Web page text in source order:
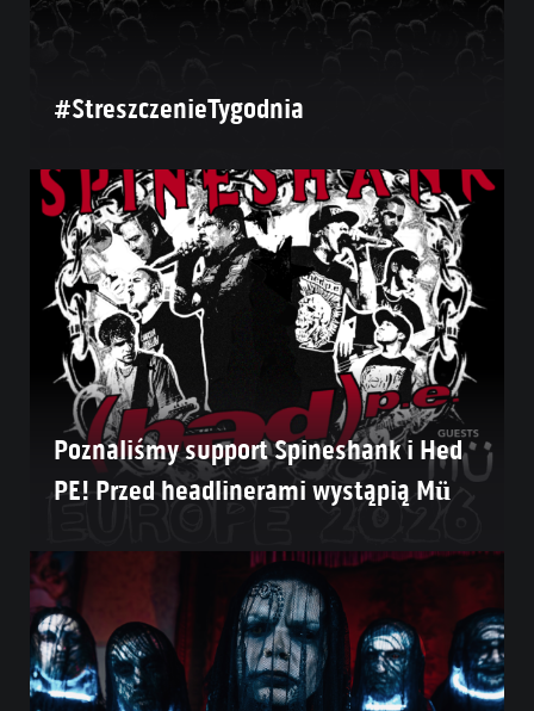
#StreszczenieTygodnia
Poznaliśmy support Spineshank i Hed
PE! Przed headlinerami wystąpią Mü